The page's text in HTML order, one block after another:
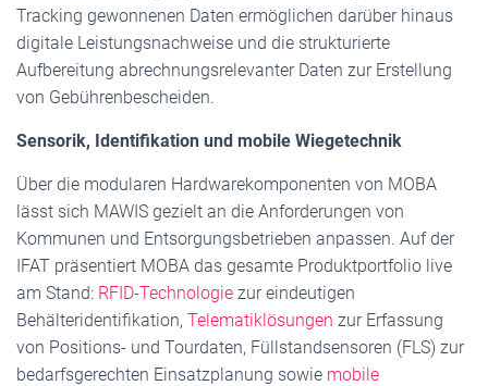
Tracking gewonnenen Daten ermöglichen darüber hinaus
digitale Leistungsnachweise und die strukturierte
Aufbereitung abrechnungsrelevanter Daten zur Erstellung
von Gebührenbescheiden.
Sensorik, Identifikation und mobile Wiegetechnik
Über die modularen Hardwarekomponenten von MOBA
lässt sich MAWIS gezielt an die Anforderungen von
Kommunen und Entsorgungsbetrieben anpassen. Auf der
IFAT präsentiert MOBA das gesamte Produktportfolio live
am Stand: RFID-Technologie zur eindeutigen
Behälteridentifikation, Telematiklösungen zur Erfassung
von Positions- und Tourdaten, Füllstandsensoren (FLS) zur
bedarfsgerechten Einsatzplanung sowie mobile